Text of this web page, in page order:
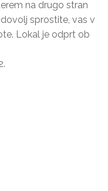
na drugo stran
sprostite, vas v
Lokal je odprt ob